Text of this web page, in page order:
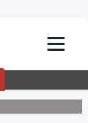
районе
сожителю